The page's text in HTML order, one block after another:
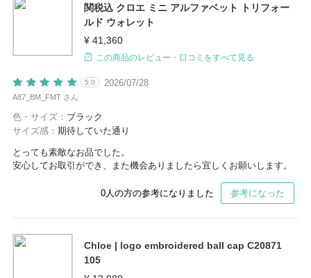
関税込 クロエ ミニ アルファベット トリフォー
ルド ウォレット
¥ 41,360
この商品のレビュー・口コミをすべて見る
2026/07/28
5.0
A87_BM_FMT さん
色・サイズ： ブラック
サイズ感： 期待していた通り
とっても素敵なお品でした。
安心してお取引ができ、また機会ありましたら宜しくお願いします。
0 人の方の参考になりました 参考になった
Chloe | logo embroidered ball cap C20871
105